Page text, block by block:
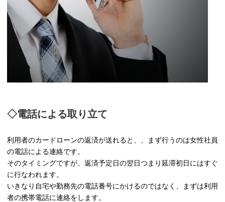
◇電話による取り立て
利用者のカードローンの返済が送れると、、まず行うのは女性社員
の電話による連絡です。
そのタイミングですが、返済予定日の翌日つまり延滞初日にはすぐ
に行なわれます。
いきなり自宅や勤務先の電話番号にかけるのではなく、まずは利用
者の携帯電話に連絡をします。